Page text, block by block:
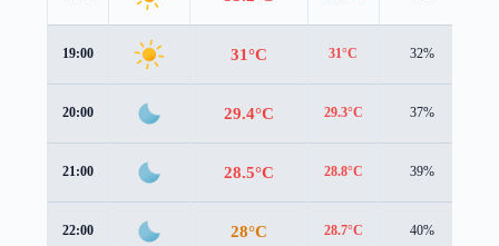
19:00 31°C 31°C 32%
20:00 29.4°C 29.3°C 37%
21:00 28.5°C 28.8°C 39%
22:00 28°C 28.7°C 40%